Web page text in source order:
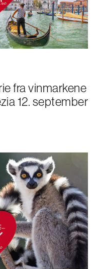
fra vinmarkene
12. september